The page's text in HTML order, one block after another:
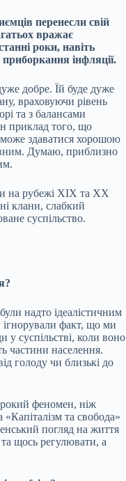
перенесли свій
вражає
роки, навіть
інфляції.
добре. Їй буде дуже
враховуючи рівень
та з балансами
приклад того, що
здаватися хорошою
Думаю, приблизно
на рубежі XIX та XX
клани, слабкий
суспільство.
надто ідеалістичним
факт, що ми
у суспільстві, коли воно
частини населення.
голоду чи близькі до
феномен, ніж
та свобода»
погляд на життя
щось регулювати, а